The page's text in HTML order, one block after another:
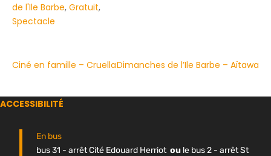
de l'Ile Barbe, Gratuit,
Spectacle
Ciné en famille – CruellaDimanches de l’Ile Barbe – Aïtawa
ACCESSIBILITÉ
En bus
bus 31 - arrêt Cité Edouard Herriot ou le bus 2 - arrêt St